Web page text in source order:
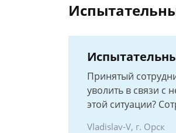
Принятый
уволить в связи с
этой ситуации?
Vladislav-V, г. Орск